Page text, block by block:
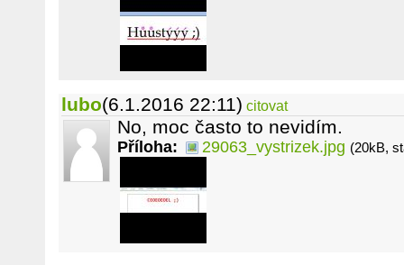
lubo(6.1.2016 22:11) citovat
No, moc často to nevidím.
Příloha: 29063_vystrizek.jpg (20kB,